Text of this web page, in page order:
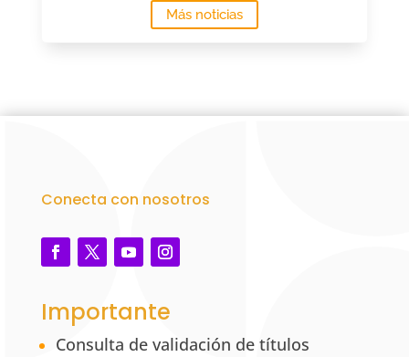
Más noticias
Conecta con nosotros
Importante
Consulta de validación de títulos